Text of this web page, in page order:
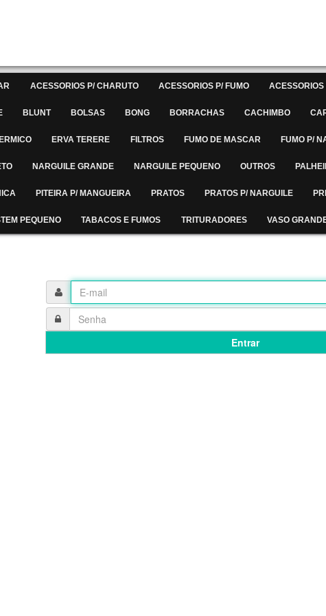
ACESSORIOS P/ CHARUTO ACESSORIOS P/ FUMO
BLUNT BOLSAS BONG BORRACHAS CACHIMBO
ERVA TERERE FILTROS FUMO DE MASCAR FUMO P/
NARGUILE GRANDE NARGUILE PEQUENO OUTROS
PITEIRA P/ MANGUEIRA PRATOS PRATOS P/ NARGUILE
PEQUENO TABACOS E FUMOS TRITURADORES VASO